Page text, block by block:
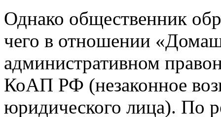
Однако общественник
чего в отношении
административном
КоАП РФ (незаконное
юридического лица). По